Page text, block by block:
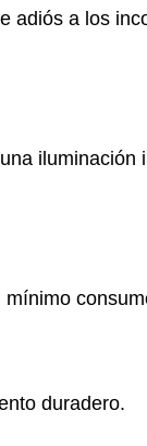
adiós a los
iluminación
duradero.